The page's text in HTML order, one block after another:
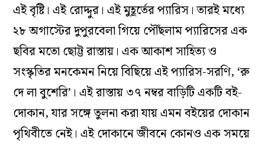
এই বৃষ্টি। এই রোদ্দুর। এই মুহূর্তের প‌্যারিস। তারই মধ‌্যে
২৮ অগাস্টের দুপুরবেলা গিয়ে পৌঁছলাম প‌্যারিসের এক
ছবির মতো ছোট্ট রাস্তায়। এক আকাশ সাহিত‌্য ও
সংস্কৃতির মনকেমন নিয়ে বিছিয়ে এই প‌্যারিস-সরণি, ‘রু
দে লা বুশেরি’। এই রাস্তায় ৩৭ নম্বর বাড়িটি একটি বই-
দোকান, যার সঙ্গে তুলনা করা যায় এমন বইয়ের দোকান
পৃথিবীতে নেই। এই দোকানে জীবনে কোনও এক সময়ে